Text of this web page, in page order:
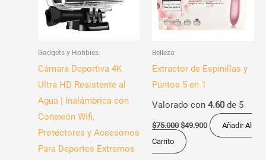
Gadgets y Hobbies
Cámara Deportiva 4K
Ultra HD Resistente al
Agua | Inalámbrica con
Conexión Wifi,
Protectores y Accesorios
Para Deportes Extremos
variantes.
Las
se
pueden
elegir
en
la
página
de
Belleza
Extractor de Espinillas y
Puntos 5 en 1
Valorado con 4.60de 5
$75.000 $49.900
Añadir Al
Carrito